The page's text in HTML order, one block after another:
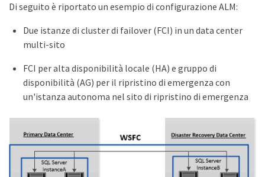
Di seguito è riportato un esempio di configurazione ALM:
Due istanze di cluster di failover (FCI) in un data center
multi-sito
FCI per alta disponibilità locale (HA) e gruppo di
disponibilità (AG) per il ripristino di emergenza con
un'istanza autonoma nel sito di ripristino di emergenza